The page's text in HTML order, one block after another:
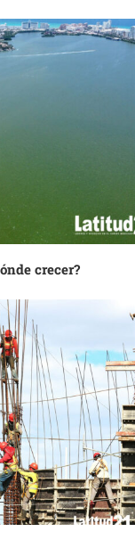
crecer?